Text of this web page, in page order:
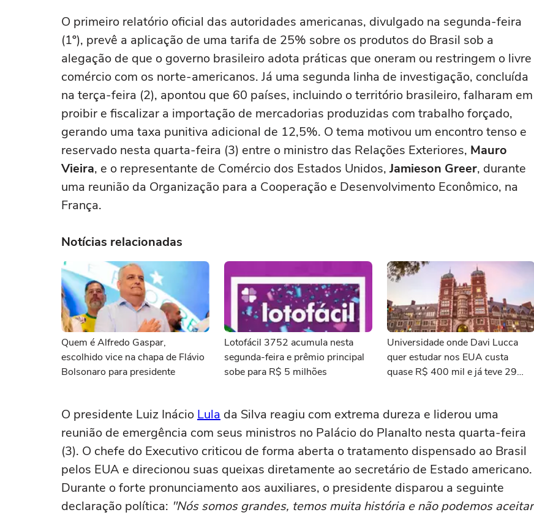
O primeiro relatório oficial das autoridades americanas, divulgado na segunda-feira
(1º), prevê a aplicação de uma tarifa de 25% sobre os produtos do Brasil sob a
alegação de que o governo brasileiro adota práticas que oneram ou restringem o livre
comércio com os norte-americanos. Já uma segunda linha de investigação, concluída
na terça-feira (2), apontou que 60 países, incluindo o território brasileiro, falharam em
proibir e fiscalizar a importação de mercadorias produzidas com trabalho forçado,
gerando uma taxa punitiva adicional de 12,5%. O tema motivou um encontro tenso e
reservado nesta quarta-feira (3) entre o ministro das Relações Exteriores, Mauro
Vieira, e o representante de Comércio dos Estados Unidos, Jamieson Greer, durante
uma reunião da Organização para a Cooperação e Desenvolvimento Econômico, na
França.
Notícias relacionadas
Quem é Alfredo Gaspar,
escolhido vice na chapa de Flávio
Bolsonaro para presidente
Lotofácil 3752 acumula nesta
segunda-feira e prêmio principal
sobe para R$ 5 milhões
Universidade onde Davi Lucca
quer estudar nos EUA custa
quase R$ 400 mil e já teve 29
O presidente Luiz Inácio Lula da Silva reagiu com extrema dureza e liderou uma
reunião de emergência com seus ministros no Palácio do Planalto nesta quarta-feira
(3). O chefe do Executivo criticou de forma aberta o tratamento dispensado ao Brasil
pelos EUA e direcionou suas queixas diretamente ao secretário de Estado americano.
Durante o forte pronunciamento aos auxiliares, o presidente disparou a seguinte
declaração política: "Nós somos grandes, temos muita história e não podemos aceitar